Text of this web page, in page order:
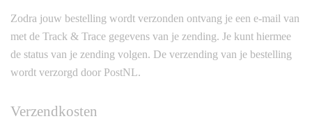
Zodra jouw bestelling wordt verzonden ontvang je een e-mail van
met de Track & Trace gegevens van je zending. Je kunt hiermee
de status van je zending volgen. De verzending van je bestelling
wordt verzorgd door PostNL.
Verzendkosten